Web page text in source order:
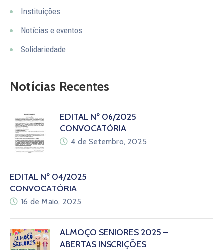
Instituições
Notícias e eventos
Solidariedade
Notícias Recentes
EDITAL Nº 06/2025
CONVOCATÓRIA
4 de Setembro, 2025
EDITAL Nº 04/2025
CONVOCATÓRIA
16 de Maio, 2025
ALMOÇO SENIORES 2025 –
ABERTAS INSCRIÇÕES